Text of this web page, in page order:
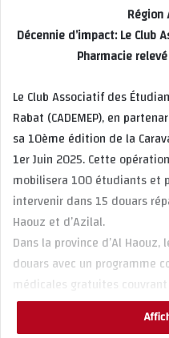
Décennie d’impact: Le
Pharmacie
Le Club Associatif des
Rabat (CADEMEP), en
sa 10ème édition de la
1er Juin 2025. Cette
mobilisera 100 étudiants et
intervenir dans 15 douars
Haouz et d’Azilal.
Dans la province d’Al
douars avec un programme
médicales gratuites
travaux de rénovation de 2
mosquées. En parallèle,